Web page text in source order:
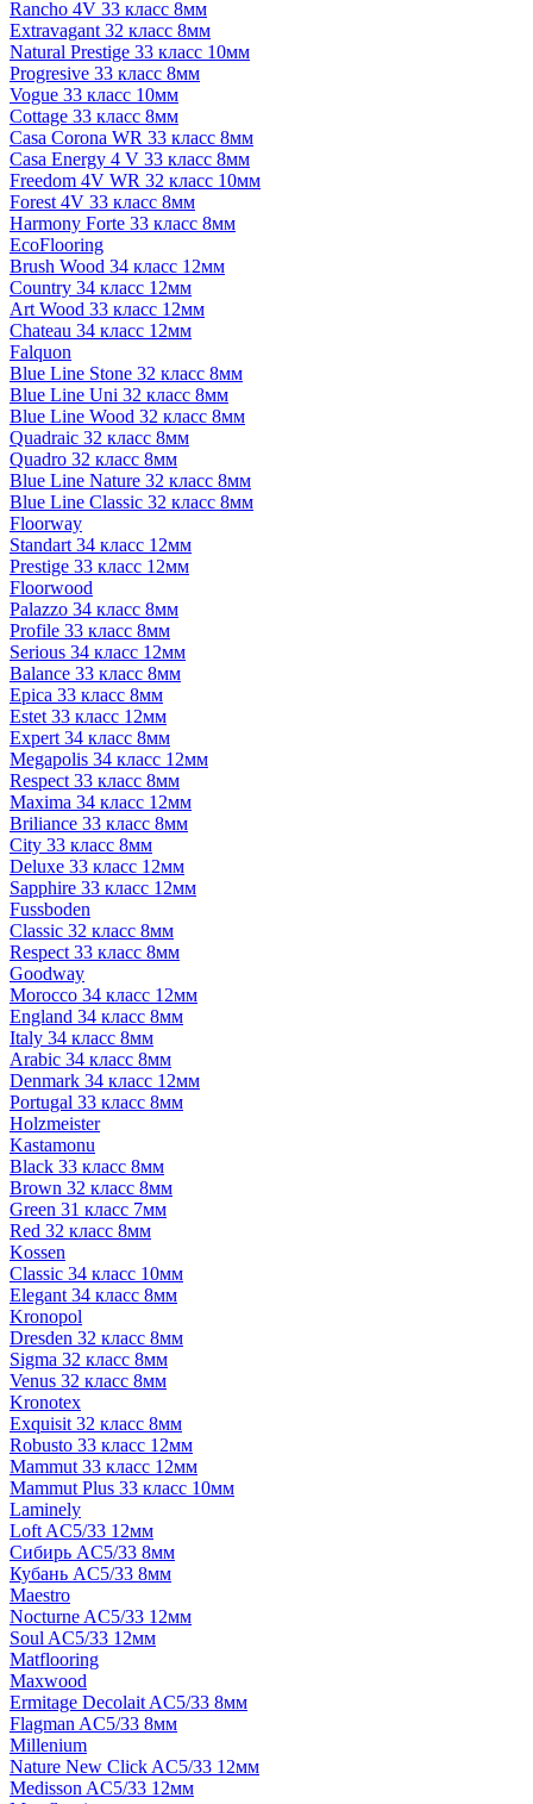
Rancho 4V 33 класс 8мм
Extravagant 32 класс 8мм
Natural Prestige 33 класс 10мм
Progresive 33 класс 8мм
Vogue 33 класс 10мм
Cottage 33 класс 8мм
Casa Corona WR 33 класс 8мм
Casa Energy 4 V 33 класс 8мм
Freedom 4V WR 32 класс 10мм
Forest 4V 33 класс 8мм
Harmony Forte 33 класс 8мм
EcoFlooring
Brush Wood 34 класс 12мм
Country 34 класс 12мм
Art Wood 33 класс 12мм
Chateau 34 класс 12мм
Falquon
Blue Line Stone 32 класс 8мм
Blue Line Uni 32 класс 8мм
Blue Line Wood 32 класс 8мм
Quadraic 32 класс 8мм
Quadro 32 класс 8мм
Blue Line Nature 32 класс 8мм
Blue Line Classic 32 класс 8мм
Floorway
Standart 34 класс 12мм
Prestige 33 класс 12мм
Floorwood
Palazzo 34 класс 8мм
Profile 33 класс 8мм
Serious 34 класс 12мм
Balance 33 класс 8мм
Epica 33 класс 8мм
Estet 33 класс 12мм
Expert 34 класс 8мм
Megapolis 34 класс 12мм
Respect 33 класс 8мм
Maxima 34 класс 12мм
Briliance 33 класс 8мм
City 33 класс 8мм
Deluxe 33 класс 12мм
Sapphire 33 класс 12мм
Fussboden
Classic 32 класс 8мм
Respect 33 класс 8мм
Goodway
Morocco 34 класс 12мм
England 34 класс 8мм
Italy 34 класс 8мм
Arabic 34 класс 8мм
Denmark 34 класс 12мм
Portugal 33 класс 8мм
Holzmeister
Kastamonu
Black 33 класс 8мм
Brown 32 класс 8мм
Green 31 класс 7мм
Red 32 класс 8мм
Kossen
Classic 34 класс 10мм
Elegant 34 класс 8мм
Kronopol
Dresden 32 класс 8мм
Sigma 32 класс 8мм
Venus 32 класс 8мм
Kronotex
Exquisit 32 класс 8мм
Robusto 33 класс 12мм
Mammut 33 класс 12мм
Mammut Plus 33 класс 10мм
Laminely
Loft AC5/33 12мм
Сибирь AC5/33 8мм
Кубань AC5/33 8мм
Maestro
Nocturne AC5/33 12мм
Soul AC5/33 12мм
Matflooring
Maxwood
Ermitage Decolait AC5/33 8мм
Flagman AC5/33 8мм
Millenium
Nature New Click AC5/33 12мм
Medisson AC5/33 12мм